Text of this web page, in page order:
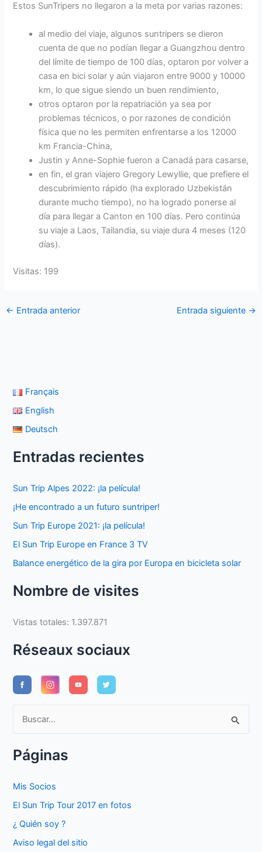
Estos SunTripers no llegaron a la meta por varias razones:
al medio del viaje, algunos suntripers se dieron
cuenta de que no podían llegar a Guangzhou dentro
del límite de tiempo de 100 días, optaron por volver a
casa en bici solar y aún viajaron entre 9000 y 10000
km, lo que sigue siendo un buen rendimiento,
otros optaron por la repatriación ya sea por
problemas técnicos, o por razones de condición
física que no les permiten enfrentarse a los 12000
km Francia-China,
Justin y Anne-Sophie fueron a Canadá para casarse,
en fin, el gran viajero Gregory Lewyllie, que prefiere el
descubrimiento rápido (ha explorado Uzbekistán
durante mucho tiempo), no ha logrado ponerse al
día para llegar a Canton en 100 días. Pero continúa
su viaje a Laos, Tailandia, su viaje dura 4 meses (120
días).
Visitas: 199
← Entrada anterior Entrada siguiente →
Français
English
Deutsch
Entradas recientes
Sun Trip Alpes 2022: ¡la película!
¡He encontrado a un futuro suntriper!
Sun Trip Europe 2021: ¡la película!
El Sun Trip Europe en France 3 TV
Balance energético de la gira por Europa en bicicleta solar
Nombre de visites
Vistas totales: 1.397.871
Réseaux sociaux
c
o
r
Páginas
Mis Socios
El Sun Trip Tour 2017 en fotos
¿ Quién soy ?
Aviso legal del sitio